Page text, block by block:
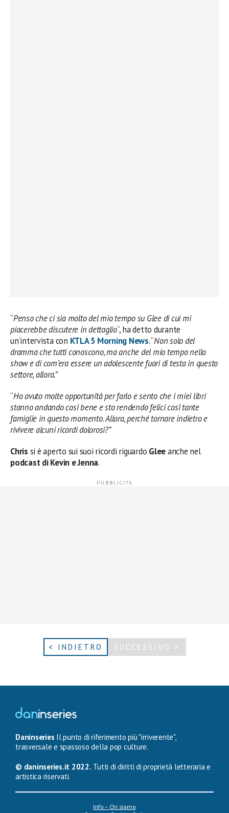
“Penso che ci sia molto del mio tempo su Glee di cui mi
piacerebbe discutere in dettaglio“, ha detto durante
un’intervista con KTLA 5 Morning News. “Non solo del
dramma che tutti conoscono, ma anche del mio tempo nello
show e di com’era essere un adolescente fuori di testa in questo
settore, allora.”
“Ho avuto molte opportunità per farlo e sento che i miei libri
stanno andando così bene e sto rendendo felici così tante
famiglie in questo momento.Allora, perché tornare indietro e
rivivere alcuni ricordi dolorosi?”
Chris si è aperto sui suoi ricordi riguardo Gleeanche nel
podcast di Kevin e Jenna.
< INDIETRO SUCCESSIVO >
Daninseries Il punto di riferimento più "irriverente",
trasversale e spassoso della pop culture.
© daninseries.it 2022. Tutti di diritti di proprietà letteraria e
artistica riservati.
Info – Chi siamo